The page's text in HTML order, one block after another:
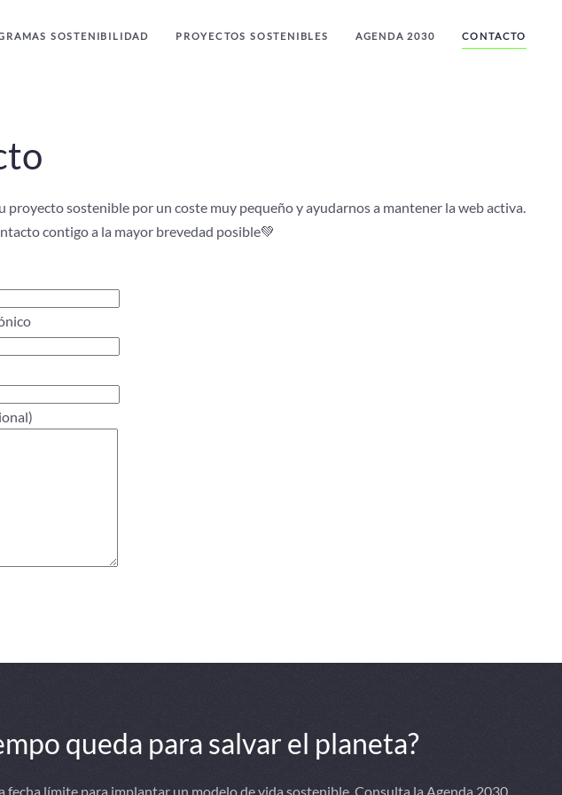
SOSTENIBILIDAD PROYECTOS SOSTENIBLES AGENDA 2030 CONTACTO
sostenible por un coste muy pequeño y ayudarnos a mantener la web activa.
contigo a la mayor brevedad posible💚
queda para salvar el planeta?
fecha límite para implantar un modelo de vida sostenible. Consulta la Agenda 2030